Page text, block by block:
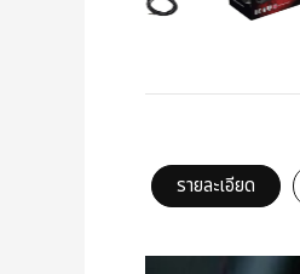
รายละเอียด